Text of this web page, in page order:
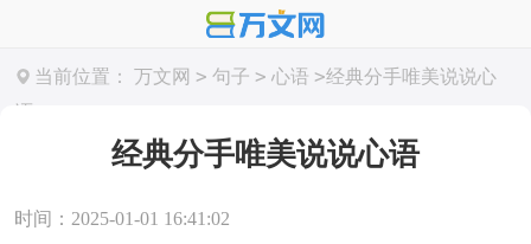
当前位置： 万文网 > 句子 > 心语 >经典分手唯美说说心
语
经典分手唯美说说心语
时间：2025-01-01 16:41:02